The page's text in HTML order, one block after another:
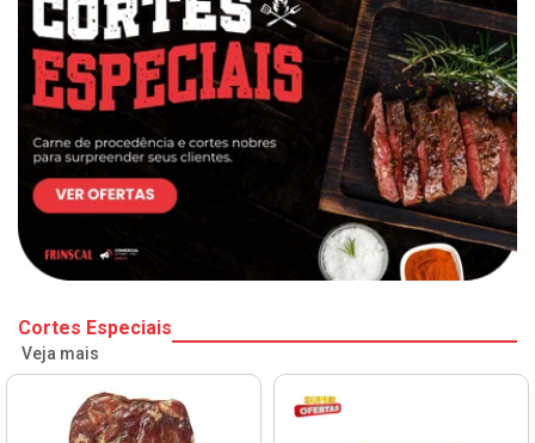
Cortes Especiais
Veja mais